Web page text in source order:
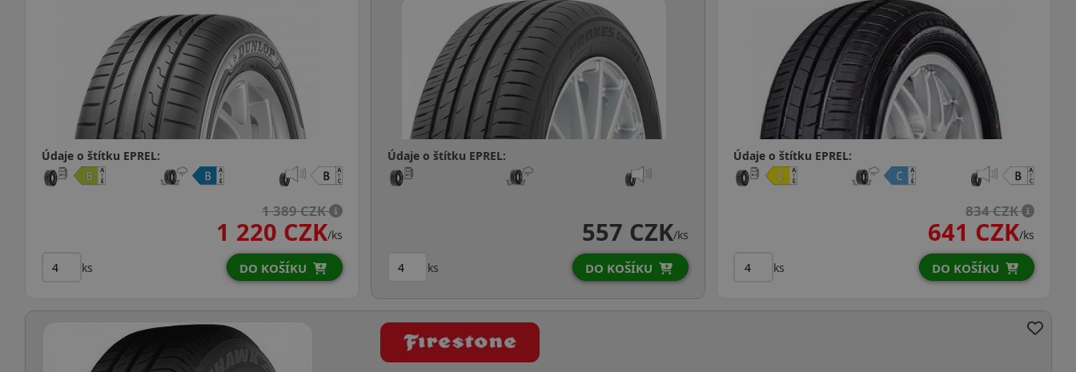
Údaje o štítku EPREL:
1 389 CZK
1 220 CZK/ks
ks DO KOŠÍKU
Údaje o štítku EPREL:
557 CZK/ks
ks DO KOŠÍKU
Údaje o štítku EPREL:
834 CZK
641 CZK/ks
ks DO KOŠÍKU